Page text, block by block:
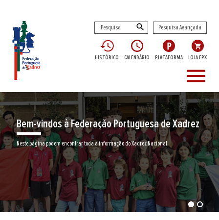
Pesquisa Avançada
HISTÓRICO CALENDÁRIO PLATAFORMA LOJA FPX
menu
Bem-vindos à Federação Portuguesa de Xadrez
Neste página podem encontrar toda a informação do Xadrez Nacional.